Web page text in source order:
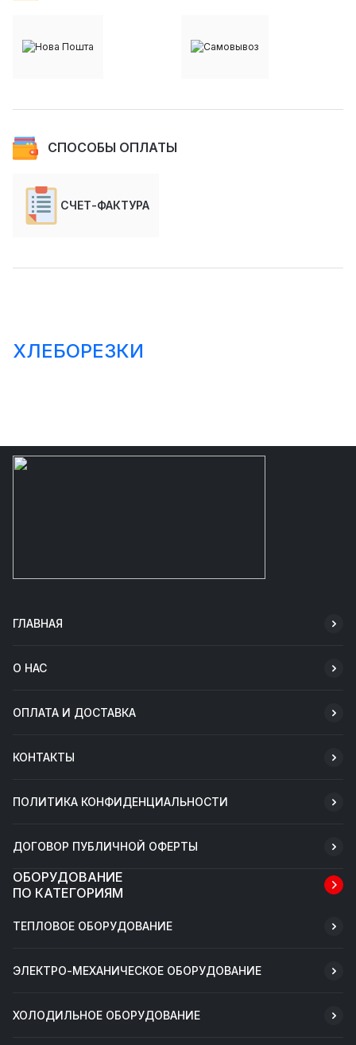
СПОСОБЫ ОПЛАТЫ
СЧЕТ-ФАКТУРА
ХЛЕБОРЕЗКИ
ГЛАВНАЯ
О НАС
ОПЛАТА И ДОСТАВКА
КОНТАКТЫ
ПОЛИТИКА КОНФИДЕНЦИАЛЬНОСТИ
ДОГОВОР ПУБЛИЧНОЙ ОФЕРТЫ
ОБОРУДОВАНИЕ
ПО КАТЕГОРИЯМ
ТЕПЛОВОЕ ОБОРУДОВАНИЕ
ЭЛЕКТРО-МЕХАНИЧЕСКОЕ ОБОРУДОВАНИЕ
ХОЛОДИЛЬНОЕ ОБОРУДОВАНИЕ